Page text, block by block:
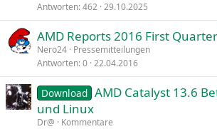
Antworten 462 29.10.2025
AMD Reports 2016 First
Nero24 Pressemitteilungen
Antworten 0 22.04.2016
Download AMD Catalyst 13.6
und Linux
Dr@
Kommentare